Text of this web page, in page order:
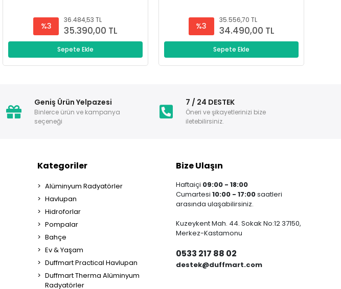
%3
36.484,53 TL
35.390,00 TL
Sepete Ekle
%3
35.556,70 TL
34.490,00 TL
Sepete Ekle
Geniş Ürün Yelpazesi
Binlerce ürün ve kampanya
seçeneği
7 / 24 DESTEK
Öneri ve şikayetlerinizi bize
iletebilirsiniz.
Kategoriler
Alüminyum Radyatörler
Havlupan
Hidroforlar
Pompalar
Bahçe
Ev & Yaşam
Duffmart Practical Havlupan
Duffmart Therma Alüminyum
Radyatörler
Bize Ulaşın
Haftaiçi 09:00 - 18:00
Cumartesi 10:00 - 17:00saatleri
arasında ulaşabilirsiniz.
Kuzeykent Mah. 44. Sokak No:12 37150,
Merkez-Kastamonu
0533 217 88 02
destek@duffmart.com